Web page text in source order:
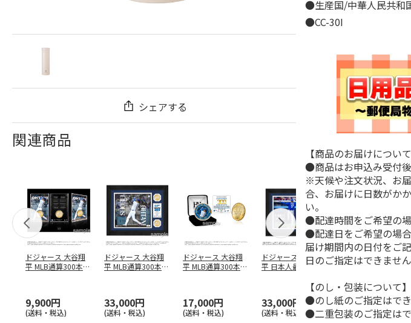
シェアする
関連商品
ドジャース 大谷翔
平 MLB通算300本塁
9,900円
(送料・税込)
ドジャース 大谷翔
平 MLB通算300本塁
33,000円
(送料・税込)
ドジャース 大谷翔
平 MLB通算300本塁
17,000円
(送料・税込)
ドジャース 大谷翔
平 日本人最多53試
33,000円
(送料・税込)
MLB ドジャース 大
谷翔平 2026 NL 3・
33,000円
(送料・税込)
●生産国/中華人民共和
●CC-30I
【商品のお届けについて
●商品はお申込み受付
※天候や注文状況、お
合、お届けに日数がか
い。
●配達時間をご希望の
●配達日をご希望の場
届け期間内の日付をご
日のご指定はできません
【のし・包装について】
●のし紙のご指定はでき
●二重包装のご指定はで